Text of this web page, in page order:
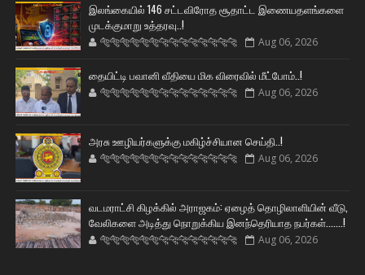
இலங்கையில் 146 சட்டவிரோத சூதாட்ட இணையதளங்களை
முடக்குமாறு உத்தரவு..!
🐅🐅🐅🐅🐅🐅🐆🐆🐆🐆🐆🐆🐆🐆 Aug 06, 2026
தையிட்டி பவானி வீதியை மிக விரைவில் மீட்போம்..!
🐅🐅🐅🐅🐅🐅🐆🐆🐆🐆🐆🐆🐆🐆 Aug 06, 2026
அரசு ஊழியர்களுக்கு மகிழ்ச்சியான செய்தி..!
🐅🐅🐅🐅🐅🐅🐆🐆🐆🐆🐆🐆🐆🐆 Aug 06, 2026
வடமராட்சி கிழக்கில் அராஜகம்: ஏழைத் தொழிலாளியின் வீடு,
வேலிகளை அடித்து நொறுக்கிய இனந்தெரியாத நபர்கள்.......!
🐅🐅🐅🐅🐅🐅🐆🐆🐆🐆🐆🐆🐆🐆 Aug 06, 2026